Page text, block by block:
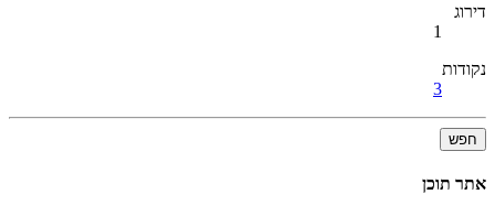
דירוג
1
נקודות
3
חפש
אתר תוכן